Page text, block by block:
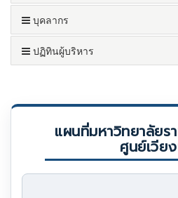
บุคลากร
ปฏิทินผู้บริหาร
แผนที่มหาวิทยาลัยร
ศูนย์เวีย